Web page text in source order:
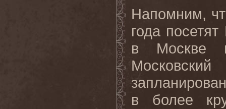
Напомним,
года
в Москве
в более